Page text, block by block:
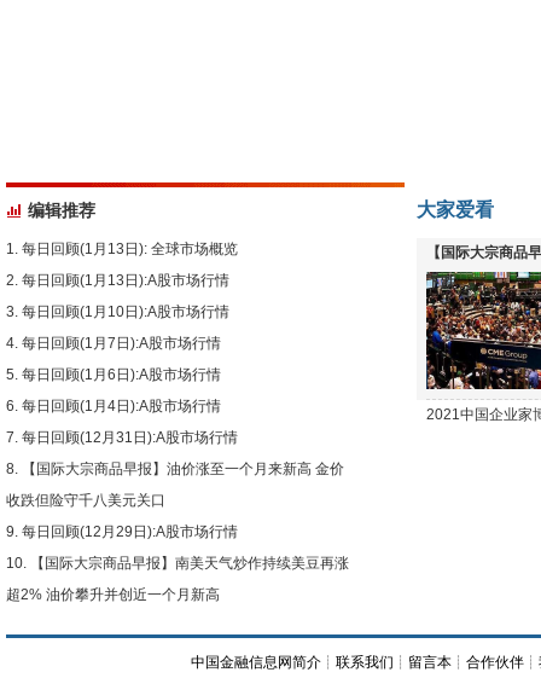
编辑推荐
每日回顾(1月13日): 全球市场概览
每日回顾(1月13日):A股市场行情
每日回顾(1月10日):A股市场行情
每日回顾(1月7日):A股市场行情
每日回顾(1月6日):A股市场行情
每日回顾(1月4日):A股市场行情
每日回顾(12月31日):A股市场行情
【国际大宗商品早报】油价涨至一个月来新高 金价
收跌但险守千八美元关口
每日回顾(12月29日):A股市场行情
【国际大宗商品早报】南美天气炒作持续美豆再涨
超2% 油价攀升并创近一个月新高
大家爱看
【国际大宗商品
下跌
2021中国企业家
中国金融信息网简介 ┊联系我们 ┊ 留言本 ┊合作伙伴 ┊